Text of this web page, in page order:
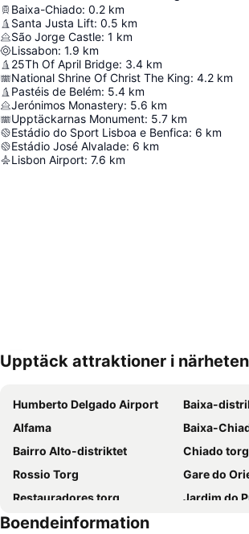
Baixa-Chiado: 0.2 km
Santa Justa Lift: 0.5 km
São Jorge Castle: 1 km
Lissabon: 1.9 km
25Th Of April Bridge: 3.4 km
National Shrine Of Christ The King: 4.2 km
Pastéis de Belém: 5.4 km
Jerónimos Monastery: 5.6 km
Upptäckarnas Monument: 5.7 km
Estádio do Sport Lisboa e Benfica: 6 km
Estádio José Alvalade: 6 km
Lisbon Airport: 7.6 km
Förstora kartan
Upptäck attraktioner i närheten
Humberto Delgado Airport
Baixa-
Alfama
Baixa-
Bairro Alto-distriktet
Chiado torg
Rossio Torg
Gare do
Restauradores torg
Jardim do
Alameda Metro Station
Boendeinformation